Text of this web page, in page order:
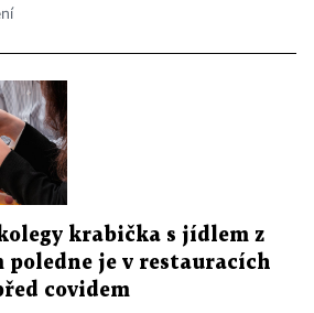
krabička s jídlem z
poledne je v restauracích
covidem